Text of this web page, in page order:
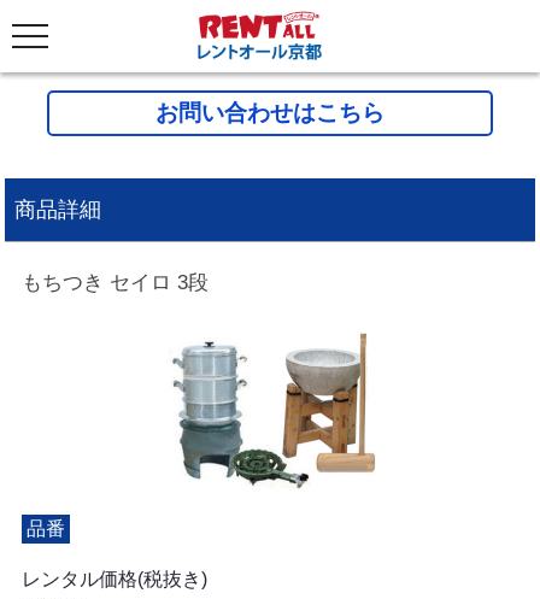
お問い合わせはこちら
商品詳細
もちつき セイロ 3段
品番
レンタル価格(税抜き)